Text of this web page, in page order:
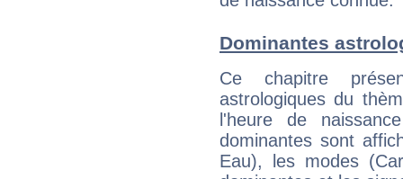
Dominantes
Ce chapitre
astrologiques du
l'heure de
dominantes sont
Eau), les modes